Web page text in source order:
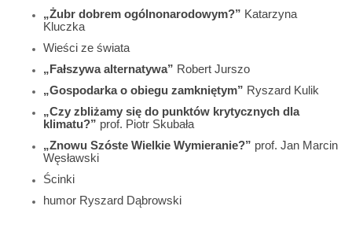
„Żubr dobrem ogólnonarodowym?” Katarzyna
Kluczka
Wieści ze świata
„Fałszywa alternatywa” Robert Jurszo
„Gospodarka o obiegu zamkniętym” Ryszard Kulik
„Czy zbliżamy się do punktów krytycznych dla
klimatu?” prof. Piotr Skubała
„Znowu Szóste Wielkie Wymieranie?” prof. Jan Marcin
Węsławski
Ścinki
humor Ryszard Dąbrowski